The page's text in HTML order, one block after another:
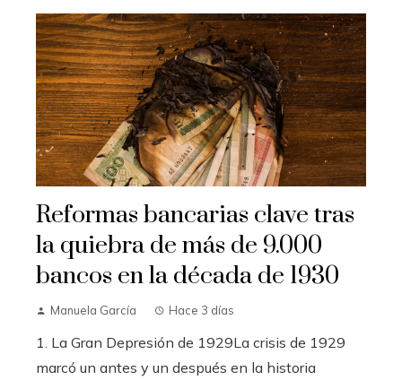
Reformas bancarias clave tras
la quiebra de más de 9.000
bancos en la década de 1930
Manuela García Hace 3 días
1. La Gran Depresión de 1929La crisis de 1929
marcó un antes y un después en la historia